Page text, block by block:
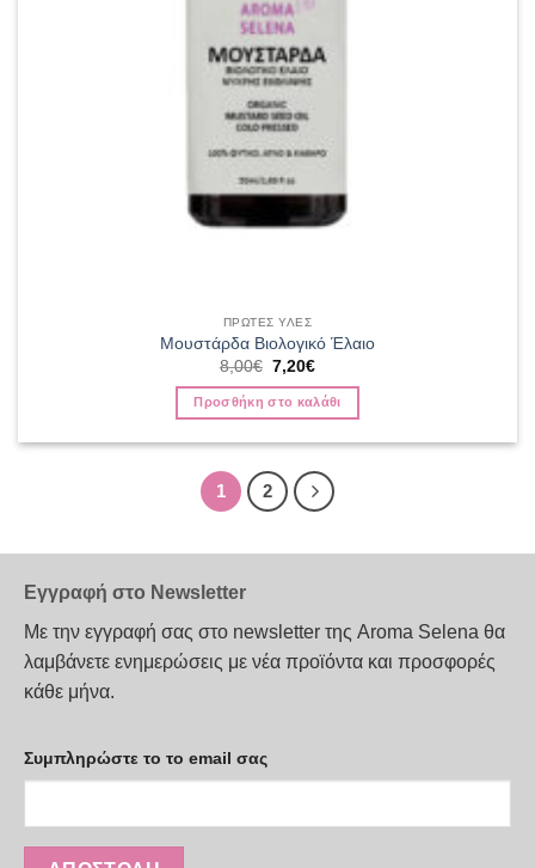
ΠΡΩΤΕΣ ΥΛΕΣ
Μουστάρδα Βιολογικό Έλαιο
8,00€ Original
price
was:
8,00€.
7,20€Η
τιμή
είναι:
Προσθήκη στο καλάθι
1 2
Εγγραφή στο Newsletter
Με την εγγραφή σας στο newsletter της Aroma Selena θα
λαμβάνετε ενημερώσεις με νέα προϊόντα και προσφορές
κάθε μήνα.
Συμπληρώστε το το email σας